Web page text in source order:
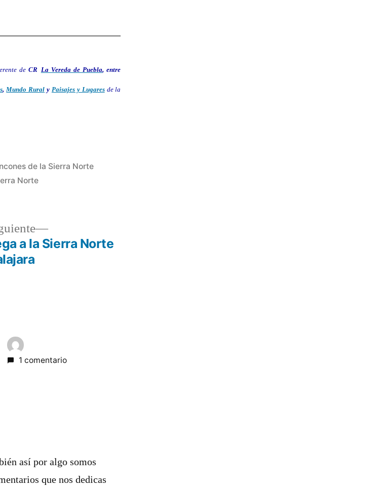
de CR La Vereda de Puebla, entre
,Mundo Rural y Paisajes y Lugares de la
de la Sierra Norte
Norte
Entrada
siguiente:
a la Sierra Norte
1 comentario
así por algo somos
que nos dedicas